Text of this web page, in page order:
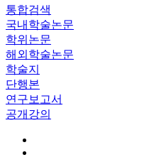
통합검색
국내학술논문
학위논문
해외학술논문
학술지
단행본
연구보고서
공개강의